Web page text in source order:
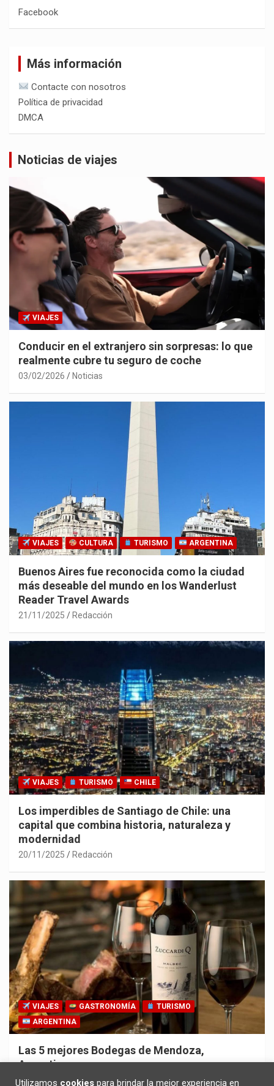
Facebook
Más información
Contacte con nosotros
Política de privacidad
DMCA
Noticias de viajes
VIAJES
Conducir en el extranjero sin sorpresas: lo que
realmente cubre tu seguro de coche
03/02/2026 Noticias
VIAJES CULTURA TURISMO ARGENTINA
Buenos Aires fue reconocida como la ciudad
más deseable del mundo en los Wanderlust
Reader Travel Awards
21/11/2025 Redacción
VIAJES TURISMO CHILE
Los imperdibles de Santiago de Chile: una
capital que combina historia, naturaleza y
modernidad
20/11/2025 Redacción
VIAJES GASTRONOMÍA
TURISMO
ARGENTINA
Las 5 mejores Bodegas de Mendoza,
Argentina
30/10/2025 Redacción
Utilizamos cookies para brindar la mejor experiencia en